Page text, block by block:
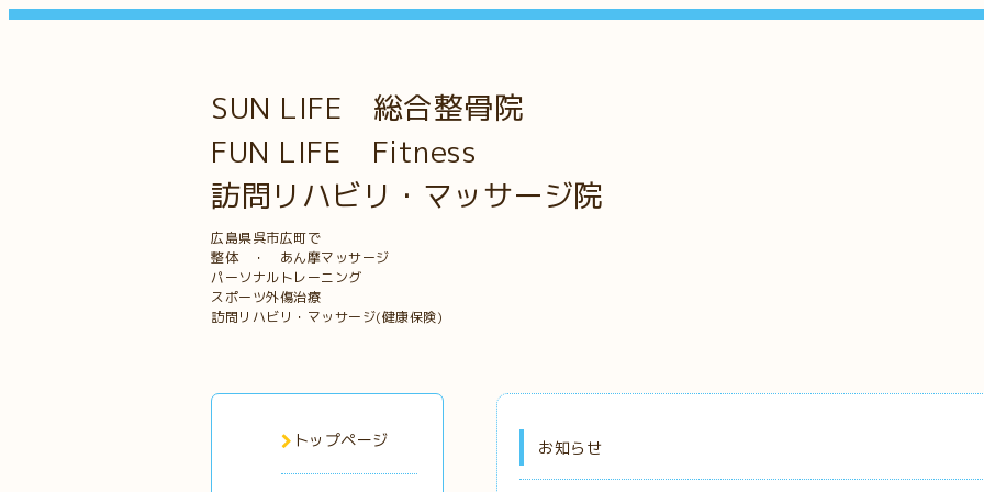
SUN LIFE 総合整骨院
FUN LIFE Fitness
訪問リハビリ・マッサージ院
広島県呉市広町で
整体 ・ あん摩マッサージ
パーソナルトレーニング
スポーツ外傷治療
訪問リハビリ・マッサージ(健康保険)
お知らせ
トップページ